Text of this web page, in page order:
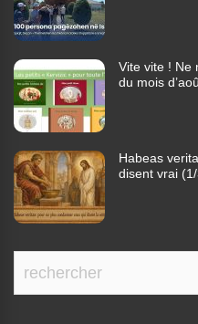
Vite vite ! Ne
du mois
Habeas
disent vrai